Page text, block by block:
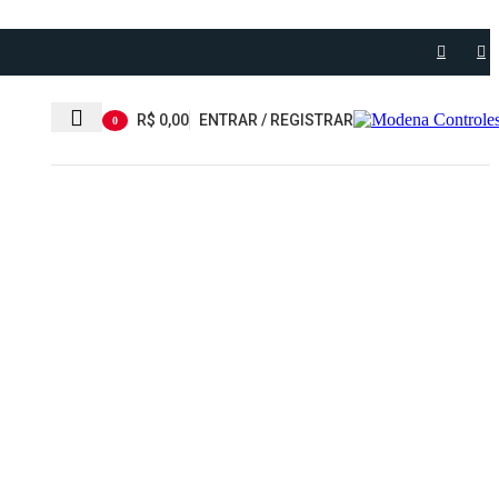
0
R$ 0,00 ENTRAR / REGISTRAR